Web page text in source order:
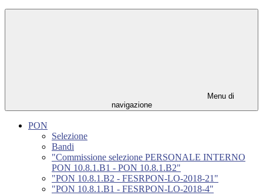
Menu di
navigazione
PON
Selezione
Bandi
"Commissione selezione PERSONALE INTERNO
PON 10.8.1.B1 - PON 10.8.1.B2"
"PON 10.8.1.B2 - FESRPON-LO-2018-21"
"PON 10.8.1.B1 - FESRPON-LO-2018-4"